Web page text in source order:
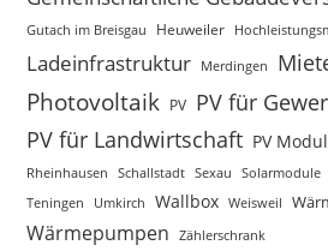
Gutach im Breisgau
Heuweiler
Ladeinfrastruktur Merdingen
Photovoltaik PV PV für
PV für Landwirtschaft PV
Rheinhausen
Schallstadt Sexau Solarmodule
Teningen
Umkirch Wallbox Weisweil
Wärmepumpen Zählerschrank